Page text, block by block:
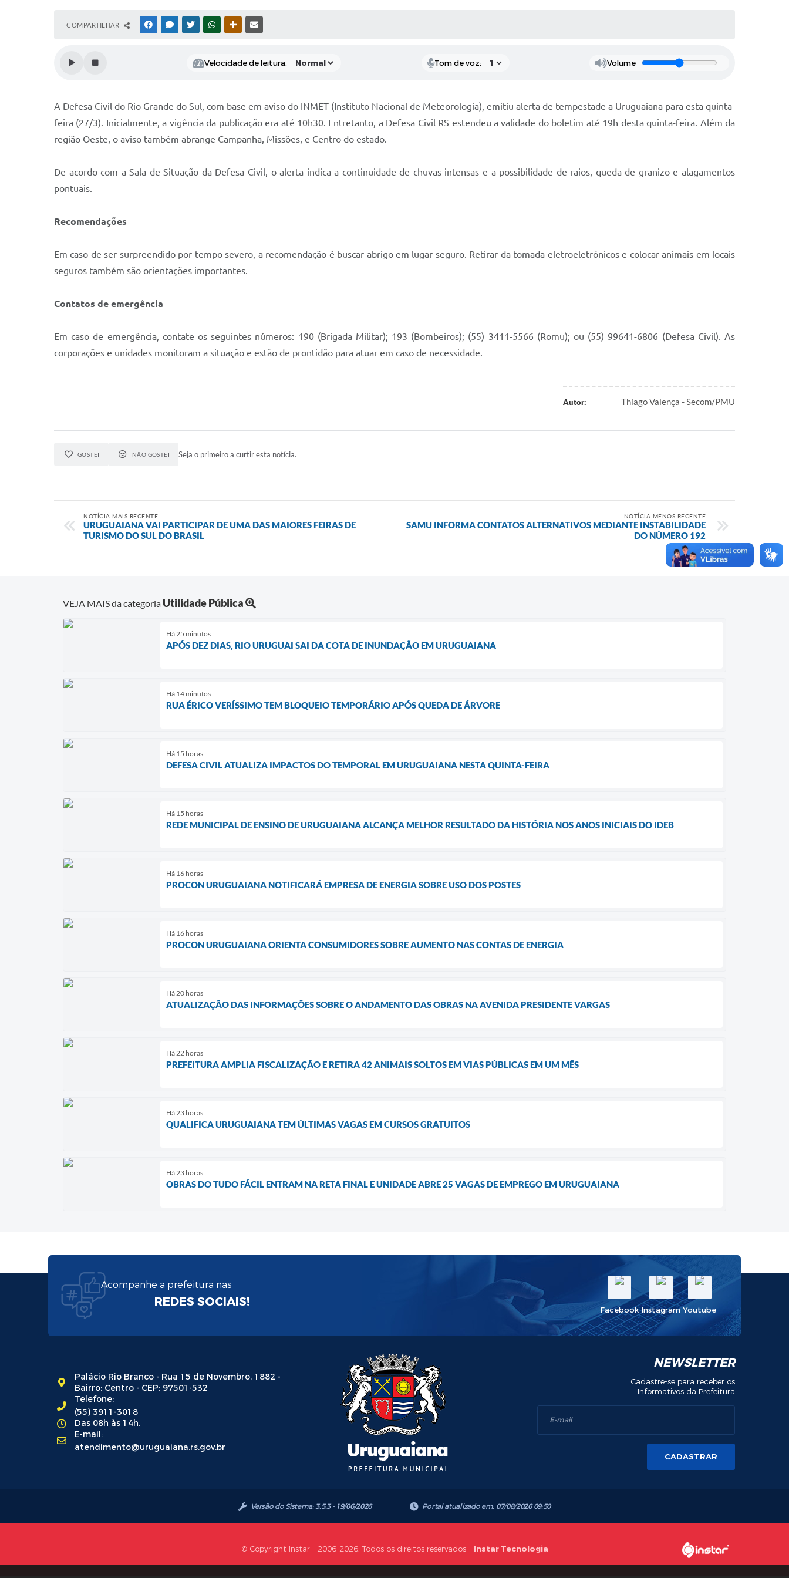
COMPARTILHAR FACEBOOKMESSENGER
TWITTERWHATSAPPOUTRAS MÍDIAS
Velocidade de leitura: Tom de voz: Volume
A Defesa Civil do Rio Grande do Sul, com base em aviso do INMET (Instituto Nacional de Meteorologia), emitiu alerta de tempestade a Uruguaiana para esta quinta-
feira (27/3). Inicialmente, a vigência da publicação era até 10h30. Entretanto, a Defesa Civil RS estendeu a validade do boletim até 19h desta quinta-feira. Além da
região Oeste, o aviso também abrange Campanha, Missões, e Centro do estado.
De acordo com a Sala de Situação da Defesa Civil, o alerta indica a continuidade de chuvas intensas e a possibilidade de raios, queda de granizo e alagamentos
pontuais.
Recomendações
Em caso de ser surpreendido por tempo severo, a recomendação é buscar abrigo em lugar seguro. Retirar da tomada eletroeletrônicos e colocar animais em locais
seguros também são orientações importantes.
Contatos de emergência
Em caso de emergência, contate os seguintes números: 190 (Brigada Militar); 193 (Bombeiros); (55) 3411-5566 (Romu); ou (55) 99641-6806 (Defesa Civil). As
corporações e unidades monitoram a situação e estão de prontidão para atuar em caso de necessidade.
Autor: Thiago Valença - Secom/PMU
GOSTEI NÃO GOSTEI Seja o primeiro a curtir esta notícia.
NOTÍCIA MAIS RECENTE
URUGUAIANA VAI PARTICIPAR DE UMA DAS MAIORES FEIRAS DE
TURISMO DO SUL DO BRASIL
NOTÍCIA MENOS RECENTE
SAMU INFORMA CONTATOS ALTERNATIVOS MEDIANTE INSTABILIDADE
DO NÚMERO 192
VEJA MAIS da categoria Utilidade Pública
Há 25 minutos
APÓS DEZ DIAS, RIO URUGUAI SAI DA COTA DE INUNDAÇÃO EM URUGUAIANA
Há 14 minutos
RUA ÉRICO VERÍSSIMO TEM BLOQUEIO TEMPORÁRIO APÓS QUEDA DE ÁRVORE
Há 15 horas
DEFESA CIVIL ATUALIZA IMPACTOS DO TEMPORAL EM URUGUAIANA NESTA QUINTA-FEIRA
Há 15 horas
REDE MUNICIPAL DE ENSINO DE URUGUAIANA ALCANÇA MELHOR RESULTADO DA HISTÓRIA NOS ANOS INICIAIS DO IDEB
Há 16 horas
PROCON URUGUAIANA NOTIFICARÁ EMPRESA DE ENERGIA SOBRE USO DOS POSTES
Há 16 horas
PROCON URUGUAIANA ORIENTA CONSUMIDORES SOBRE AUMENTO NAS CONTAS DE ENERGIA
Há 20 horas
ATUALIZAÇÃO DAS INFORMAÇÕES SOBRE O ANDAMENTO DAS OBRAS NA AVENIDA PRESIDENTE VARGAS
Há 22 horas
PREFEITURA AMPLIA FISCALIZAÇÃO E RETIRA 42 ANIMAIS SOLTOS EM VIAS PÚBLICAS EM UM MÊS
Há 23 horas
QUALIFICA URUGUAIANA TEM ÚLTIMAS VAGAS EM CURSOS GRATUITOS
Há 23 horas
OBRAS DO TUDO FÁCIL ENTRAM NA RETA FINAL E UNIDADE ABRE 25 VAGAS DE EMPREGO EM URUGUAIANA
Acompanhe a prefeitura nas
REDES SOCIAIS!
Facebook Instagram Youtube
Palácio Rio Branco - Rua 15 de Novembro, 1882 -
Bairro: Centro - CEP: 97501-532
Telefone:
(55) 3911-3018
Das 08h às 14h.
E-mail:
atendimento@uruguaiana.rs.gov.br
NEWSLETTER
Cadastre-se para receber os
Informativos da Prefeitura
CADASTRAR
Versão do Sistema:3.5.3 - 19/06/2026 Portal atualizado em: 07/08/2026 09:50
© Copyright Instar - 2006-2026. Todos os direitos reservados - Instar Tecnologia